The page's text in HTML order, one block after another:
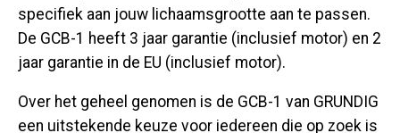
specifiek aan jouw lichaamsgrootte aan te passen.
De GCB-1 heeft 3 jaar garantie (inclusief motor) en 2
jaar garantie in de EU (inclusief motor).
Over het geheel genomen is de GCB-1 van GRUNDIG
een uitstekende keuze voor iedereen die op zoek is